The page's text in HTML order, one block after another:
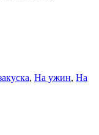
, На ужин, На